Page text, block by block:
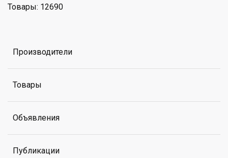
Товары: 12690
Производители
Товары
Объявления
Публикации